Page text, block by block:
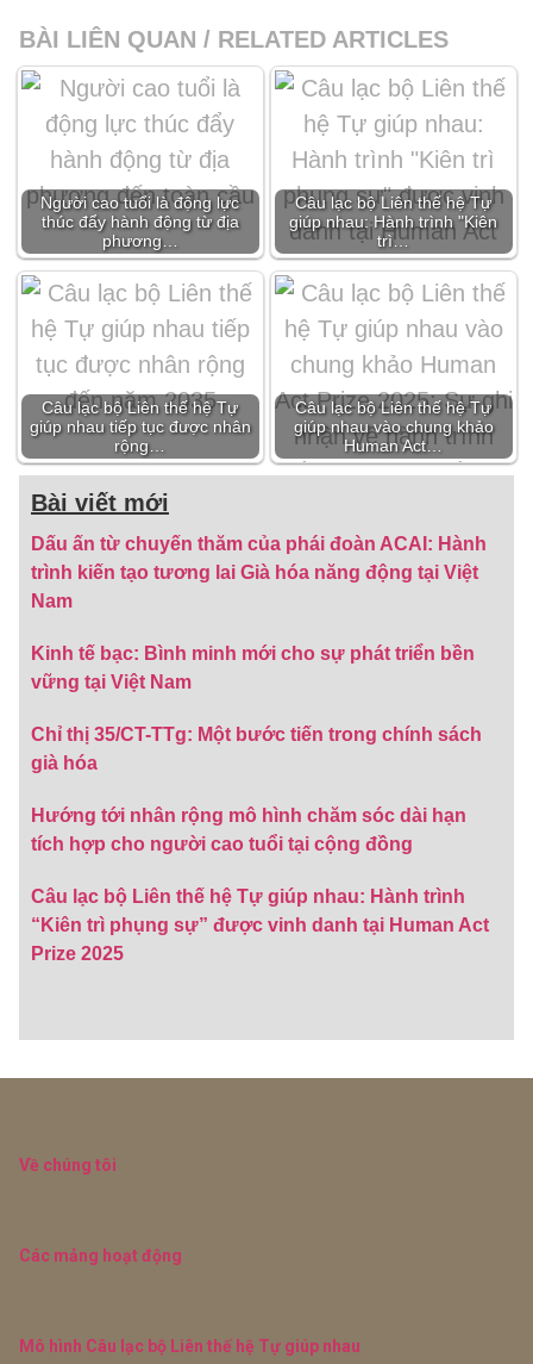
BÀI LIÊN QUAN / RELATED ARTICLES
Người cao tuổi là động lực
thúc đẩy hành động từ địa
phương…
Câu lạc bộ Liên thế hệ Tự
giúp nhau: Hành trình "Kiên
trì…
Câu lạc bộ Liên thế hệ Tự
giúp nhau tiếp tục được nhân
rộng…
Câu lạc bộ Liên thế hệ Tự
giúp nhau vào chung khảo
Human Act…
Bài viết mới
Dấu ấn từ chuyến thăm của phái đoàn ACAI: Hành
trình kiến tạo tương lai Già hóa năng động tại Việt
Nam
Kinh tế bạc: Bình minh mới cho sự phát triển bền
vững tại Việt Nam
Chỉ thị 35/CT-TTg: Một bước tiến trong chính sách
già hóa
Hướng tới nhân rộng mô hình chăm sóc dài hạn
tích hợp cho người cao tuổi tại cộng đồng
Câu lạc bộ Liên thế hệ Tự giúp nhau: Hành trình
“Kiên trì phụng sự” được vinh danh tại Human Act
Prize 2025
Về chúng tôi
Các mảng hoạt động
Mô hình Câu lạc bộ Liên thế hệ Tự giúp nhau